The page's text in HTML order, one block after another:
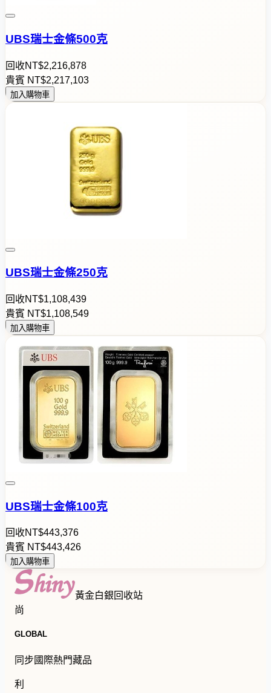
UBS瑞士金條500克
回收NT$2,216,878
貴賓 NT$2,217,103
加入購物車
UBS瑞士金條250克
回收NT$1,108,439
貴賓 NT$1,108,549
加入購物車
UBS瑞士金條100克
回收NT$443,376
貴賓 NT$443,426
加入購物車
黃金白銀回收站
尚
GLOBAL
同步國際熱門藏品
利